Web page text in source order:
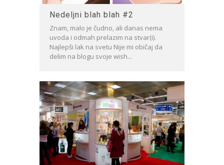
Nedeljni blah blah #2
Znam, malo je čudno, ali danas nema
uvoda i odmah prelazim na stvar(i).
Najlepši lak na svetu Nije mi običaj da
delim na blogu svoje wish...